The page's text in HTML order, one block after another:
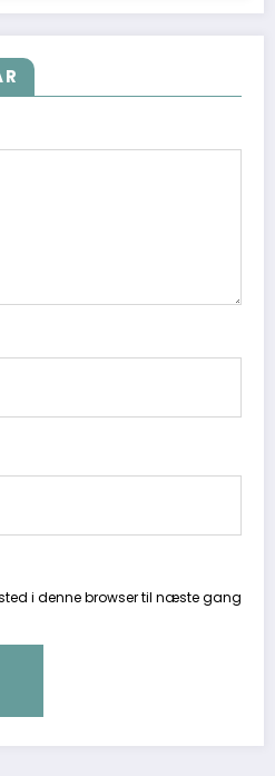
i denne browser til næste gang